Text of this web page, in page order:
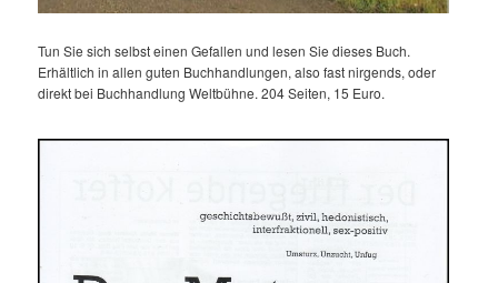
Tun Sie sich selbst einen Gefallen und lesen Sie dieses Buch.
Erhältlich in allen guten Buchhandlungen, also fast nirgends, oder
direkt bei Buchhandlung Weltbühne. 204 Seiten, 15 Euro.